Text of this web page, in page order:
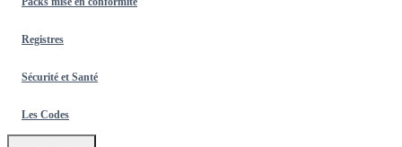
Registres
Sécurité et Santé
Les Codes